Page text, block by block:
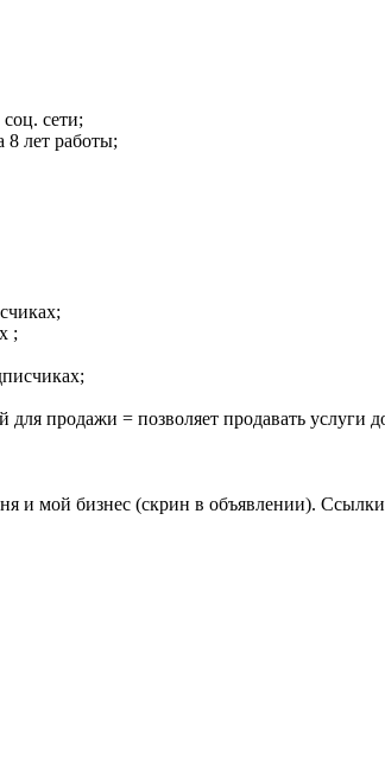
сети;
8 лет работы;
;
продажи = позволяет продавать услуги
и мой бизнес (скрин в объявлении). Ссылки